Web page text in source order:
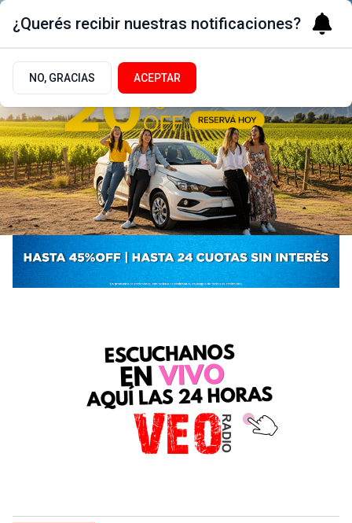
¿Querés recibir nuestras notificaciones?
NO, GRACIAS ACEPTAR